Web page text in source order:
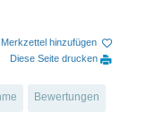
hinzufügen
Diese Seite drucken
Bewertungen